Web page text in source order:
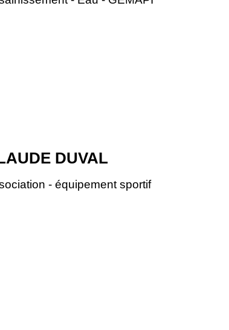
DUVAL
- équipement sportif